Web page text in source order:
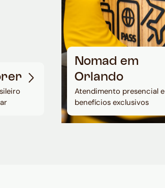
Nomad em
Orlando
Atendimento presencial e
benefícios exclusivos